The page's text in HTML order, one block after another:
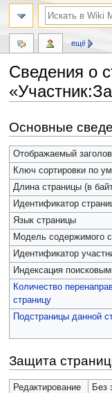
Сведения о
к
навигации
к
поиску
Основные
Отображаемый
Ключ сортировки по
Длина страницы (в
Идентификатор
Язык страницы
Модель содержимого
Идентификатор
Индексация
Количество
страницу
Подстраницы данной
Защита
Редактирование
Без
ещё